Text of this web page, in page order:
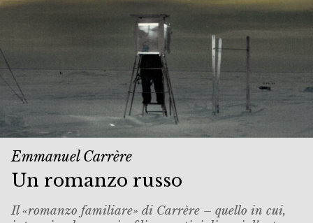
Emmanuel Carrère
Un romanzo russo
Il «romanzo familiare» di Carrère – quello in cui,